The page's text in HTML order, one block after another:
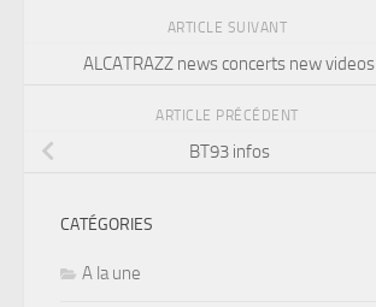
ARTICLE SUIVANT
ALCATRAZZ news concerts new videos
ARTICLE PRÉCÉDENT
BT93 infos
CATÉGORIES
A la une